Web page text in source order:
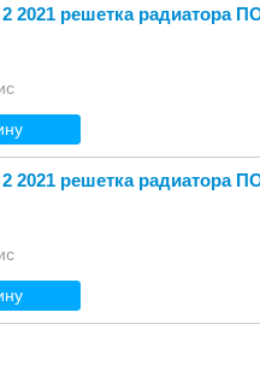
2 2021 решетка радиатора
2 2021 решетка радиатора